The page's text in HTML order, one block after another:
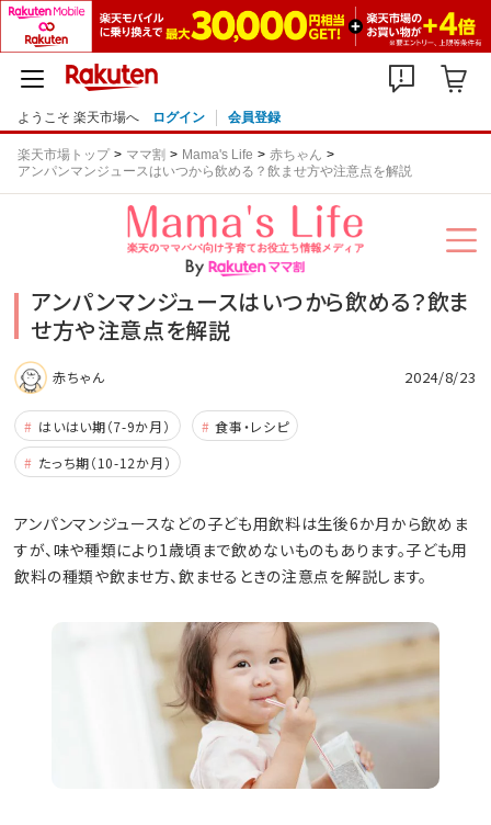
ようこそ 楽天市場へ ログイン 会員登録
楽天市場トップ ママ割 Mama's Life
赤ちゃん
アンパンマンジュースはいつから飲める？飲ませ方や注意点を解説
アンパンマンジュースはいつから飲める？飲ま
せ方や注意点を解説
赤ちゃん 2024/8/23
はいはい期（7-9か月）
食事・レシピ
たっち期（10-12か月）
アンパンマンジュースなどの子ども用飲料は生後6か月から飲めま
すが、味や種類により1歳頃まで飲めないものもあります。子ども用
飲料の種類や飲ませ方、飲ませるときの注意点を解説します。